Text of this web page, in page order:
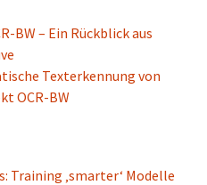
BW – Ein Rückblick aus
Texterkennung von
OCR-BW
Training ‚smarter‘ Modelle